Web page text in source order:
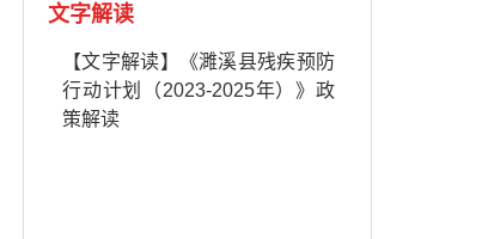
文字解读
【文字解读】《濉溪县残疾预防
行动计划（2023-2025年）》政
策解读